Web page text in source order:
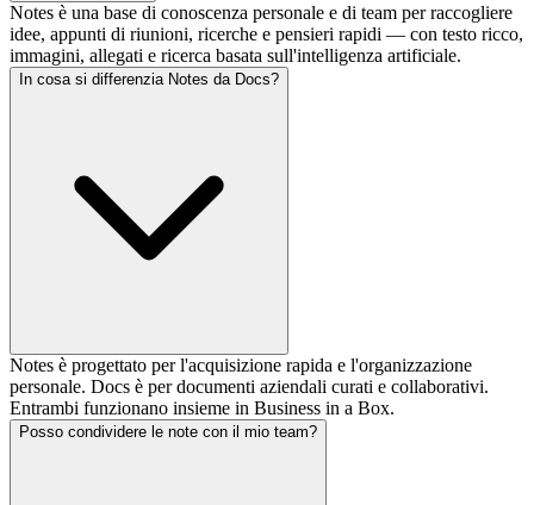
Notes è una base di conoscenza personale e di team per raccogliere
idee, appunti di riunioni, ricerche e pensieri rapidi — con testo ricco,
immagini, allegati e ricerca basata sull'intelligenza artificiale.
In cosa si differenzia Notes da Docs?
Notes è progettato per l'acquisizione rapida e l'organizzazione
personale. Docs è per documenti aziendali curati e collaborativi.
Entrambi funzionano insieme in Business in a Box.
Posso condividere le note con il mio team?